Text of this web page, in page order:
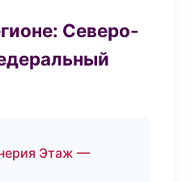
Северо-
Этаж —